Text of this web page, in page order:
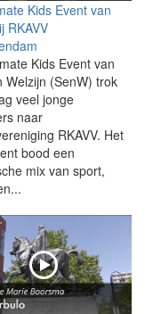
Kids Event van
RKAVV
Kids Event van
Welzijn (SenW) trok
veel jonge
naar
RKAVV. Het
bood een
mix van sport,